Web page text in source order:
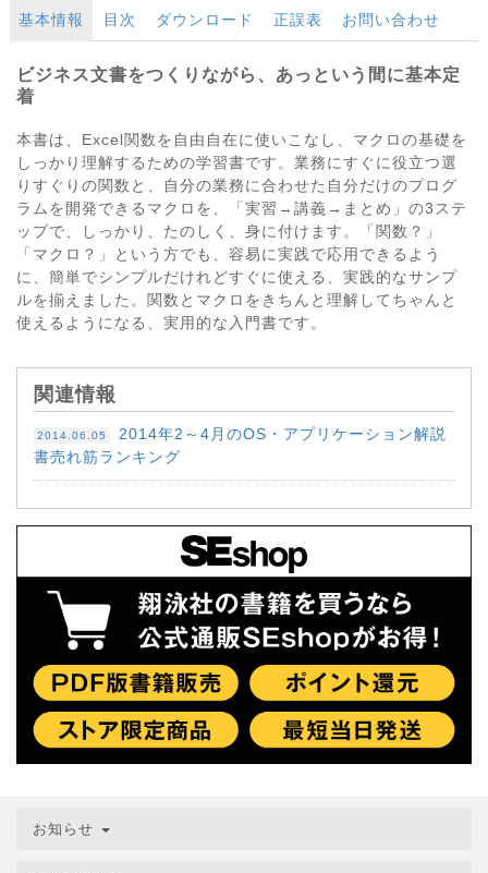
基本情報 目次 ダウンロード 正誤表 お問い合わせ
ビジネス文書をつくりながら、あっという間に基本定
着
本書は、Excel関数を自由自在に使いこなし、マクロの基礎を
しっかり理解するための学習書です。業務にすぐに役立つ選
りすぐりの関数と、自分の業務に合わせた自分だけのプログ
ラムを開発できるマクロを、「実習→講義→まとめ」の3ステ
ップで、しっかり、たのしく、身に付けます。「関数？」
「マクロ？」という方でも、容易に実践で応用できるよう
に、簡単でシンプルだけれどすぐに使える、実践的なサンプ
ルを揃えました。関数とマクロをきちんと理解してちゃんと
使えるようになる、実用的な入門書です。
関連情報
2014.06.05
2014年2～4月のOS・アプリケーション解説
書売れ筋ランキング
お知らせ